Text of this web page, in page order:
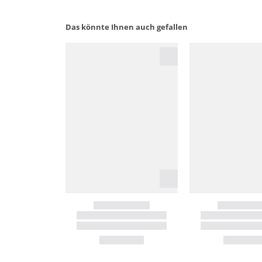
Das könnte Ihnen auch gefallen